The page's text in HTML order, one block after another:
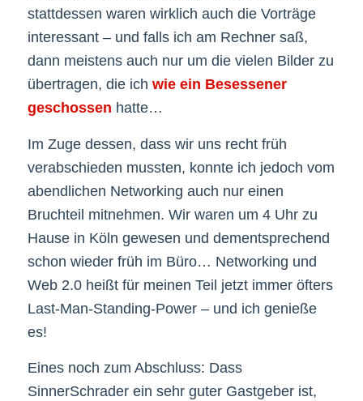
stattdessen waren wirklich auch die Vorträge
interessant – und falls ich am Rechner saß,
dann meistens auch nur um die vielen Bilder zu
übertragen, die ich wie ein Besessener
geschossen hatte…
Im Zuge dessen, dass wir uns recht früh
verabschieden mussten, konnte ich jedoch vom
abendlichen Networking auch nur einen
Bruchteil mitnehmen. Wir waren um 4 Uhr zu
Hause in Köln gewesen und dementsprechend
schon wieder früh im Büro… Networking und
Web 2.0 heißt für meinen Teil jetzt immer öfters
Last-Man-Standing-Power – und ich genieße
es!
Eines noch zum Abschluss: Dass
SinnerSchrader ein sehr guter Gastgeber ist,